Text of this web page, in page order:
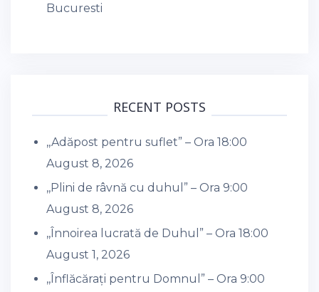
Bucuresti
RECENT POSTS
,,Adăpost pentru suflet” – Ora 18:00
August 8, 2026
,,Plini de râvnă cu duhul” – Ora 9:00
August 8, 2026
,,Înnoirea lucrată de Duhul” – Ora 18:00
August 1, 2026
,,Înflăcărați pentru Domnul” – Ora 9:00